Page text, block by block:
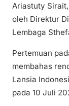
Ariastuty
oleh Direktur
Lembaga
Pertemuan
membahas
Lansia
pada 10 Juli